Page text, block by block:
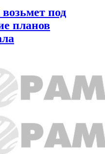
под
планов